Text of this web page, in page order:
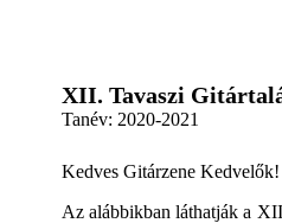
XII. Tavaszi
Tanév: 2020-2021
Kedves Gitárzene Kedvelők!
Az alábbikban láthatják a